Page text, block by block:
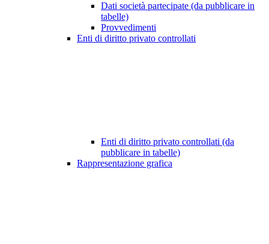
Dati società partecipate (da pubblicare in
tabelle)
Provvedimenti
Enti di diritto privato controllati
Enti di diritto privato controllati (da
pubblicare in tabelle)
Rappresentazione grafica